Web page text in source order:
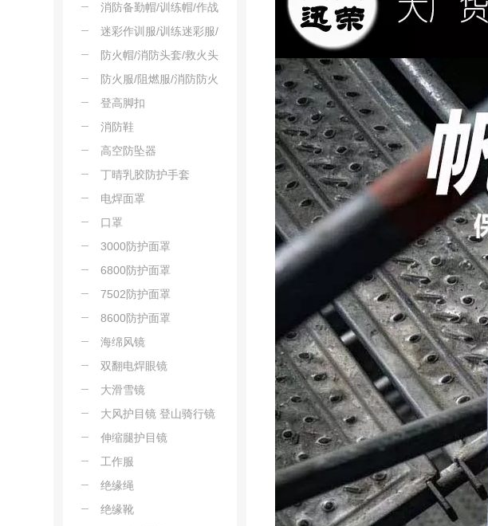
套服
消防备勤帽/训练帽/作战
帽
迷彩作训服/训练迷彩服/
战术作训服
防火帽/消防头套/救火头
套
防火服/阻燃服/消防防火
服
登高脚扣
消防鞋
高空防坠器
丁晴乳胶防护手套
电焊面罩
口罩
3000防护面罩
6800防护面罩
7502防护面罩
8600防护面罩
海绵风镜
双翻电焊眼镜
大滑雪镜
大风护目镜 登山骑行镜
伸缩腿护目镜
工作服
绝缘绳
绝缘靴